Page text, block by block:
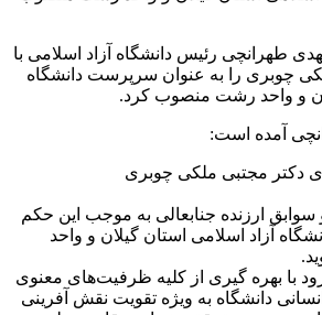
طهرانچی رئیس دانشگاه آزاد اسلامی با
چوبری را به عنوان سرپرست دانشگاه
و واحد رشت منصوب کرد.
آمده است:
دکتر مجتبی ملکی چوبری
سوابق ارزنده جنابعالی به موجب این حکم
آزاد اسلامی استان گیلان و واحد
رود با بهره گیری از کلیه ظرفیت‌های معنوی
دانشگاه به ویژه تقویت نقش آفرینی